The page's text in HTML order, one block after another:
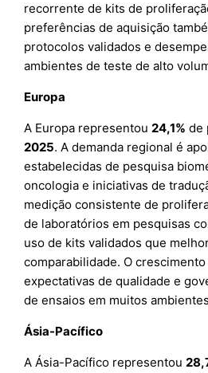
recorrente de kits de
preferências de aquisição
protocolos validados e
ambientes de teste de alto
Europa
A Europa representou24,1% de
2025. A demanda regional é
estabelecidas de pesquisa
oncologia e iniciativas de
medição consistente de
de laboratórios em pesquisas
uso de kits validados que
comparabilidade. O
expectativas de qualidade e
de ensaios em muitos
Ásia-Pacífico
A Ásia-Pacífico representou